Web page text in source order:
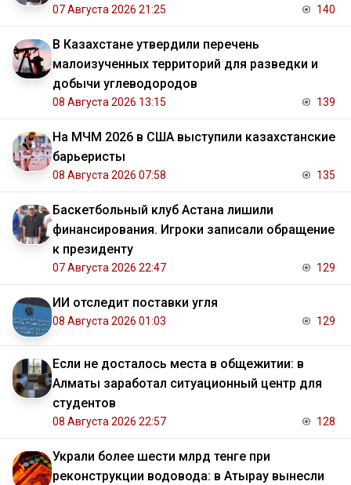
07 Августа 2026 21:25 140
В Казахстане утвердили перечень
малоизученных территорий для разведки и
добычи углеводородов
08 Августа 2026 13:15 139
На МЧМ 2026 в США выступили казахстанские
барьеристы
08 Августа 2026 07:58 135
Баскетбольный клуб Астана лишили
финансирования. Игроки записали обращение
к президенту
07 Августа 2026 22:47 129
ИИ отследит поставки угля
08 Августа 2026 01:03 129
Если не досталось места в общежитии: в
Алматы заработал ситуационный центр для
студентов
08 Августа 2026 22:57 128
Украли более шести млрд тенге при
реконструкции водовода: в Атырау вынесли